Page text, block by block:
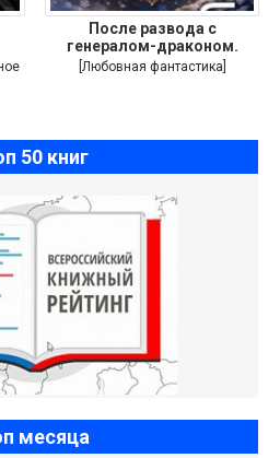
После развода с
генералом-драконом.
Хозяйка
[Любовная фантастика]
50 книг
месяца